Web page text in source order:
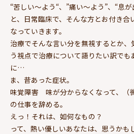
“苦しい～よう“、”痛い～よう”、“息
と、日常臨床で、そんな方とお付き合
なっていきます。
治療でそんな言い分を無視するとか
う視点で治療について語りたい訳で
に…
ま、昔あった症状。
味覚障害 味が分からなくなって、（
の仕事を辞める。
えっ！それは、如何なもの？
って、熱い優しいあなたは、思うかも